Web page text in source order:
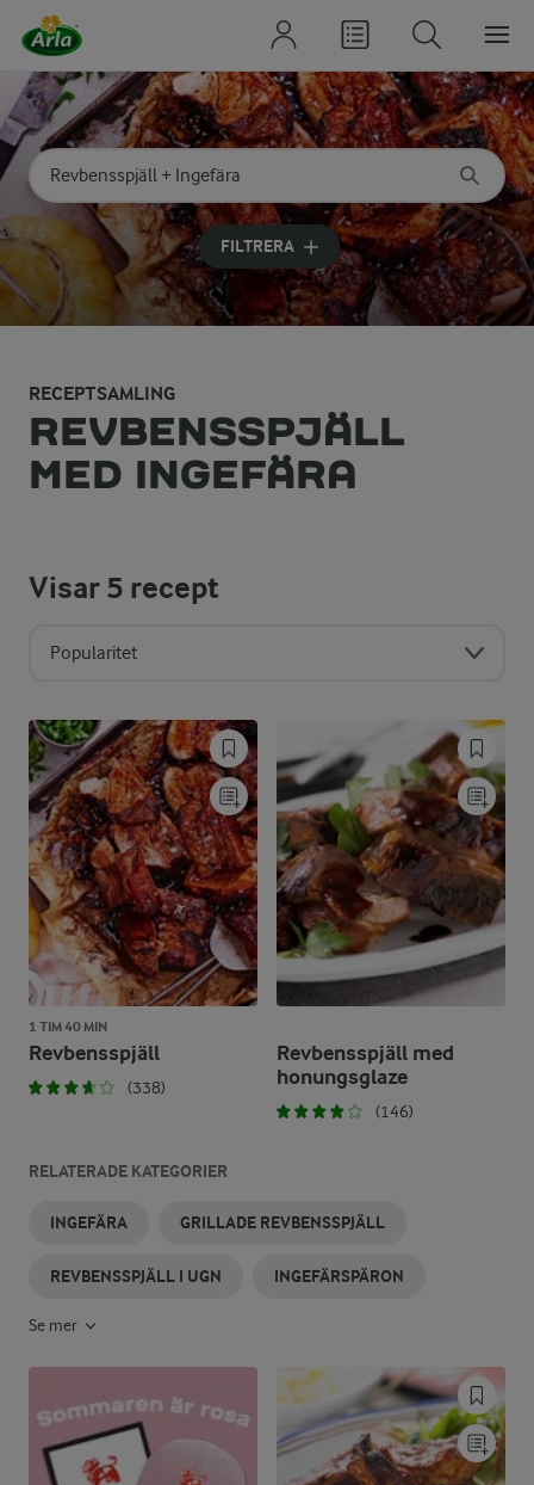
Sök på kategori eller ingrediens
Skriv in sökord för att få förslag
FILTRERA
RECEPTSAMLING
REVBENSSPJÄLL
MED INGEFÄRA
Visar5 recept
Popularitet
1 TIM 40 MIN
Revbensspjäll
(338)
Revbensspjäll med
honungsglaze
(146)
RELATERADE KATEGORIER
INGEFÄRA GRILLADE REVBENSSPJÄLL
REVBENSSPJÄLL I UGN INGEFÄRSPÄRON
Se mer